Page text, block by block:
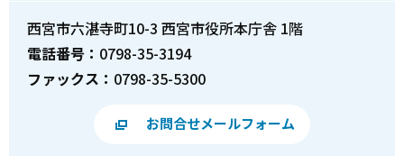
西宮市六湛寺町10-3 西宮市役所本庁舎 1階
電話番号： 0798-35-3194
ファックス： 0798-35-5300
お問合せメールフォーム